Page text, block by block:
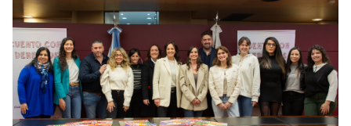
Memorias
Convenios
Concursos
Acceso a la información Pública
Nuestros Co-creadores
Programa Educación en Derechos Humanos
Cuento con Derechos
Transparencia
Contacto